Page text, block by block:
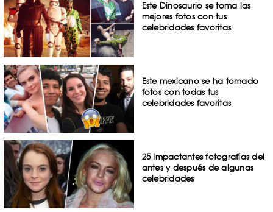
Este Dinosaurio se toma las
mejores fotos con tus
celebridades favoritas
Este mexicano se ha tomado
fotos con todas tus
celebridades favoritas
25 Impactantes fotografías del
antes y después de algunas
celebridades